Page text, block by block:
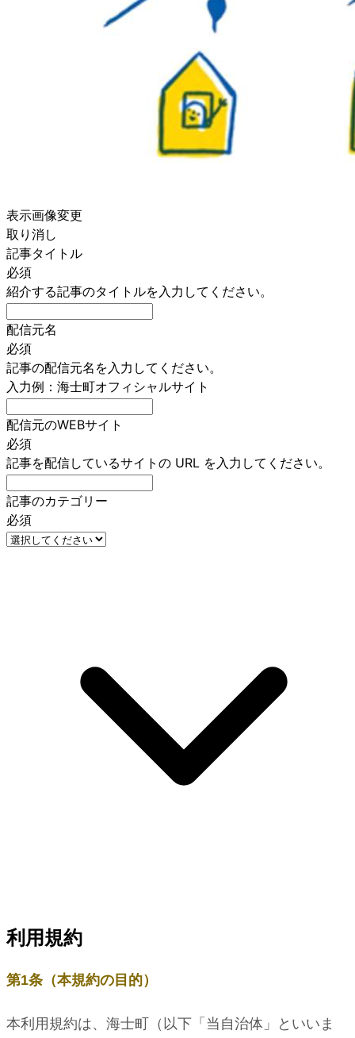
表示画像変更
取り消し
記事タイトル
必須
紹介する記事のタイトルを入力してください。
配信元名
必須
記事の配信元名を入力してください。
入力例：海士町オフィシャルサイト
配信元のWEBサイト
必須
記事を配信しているサイトの URL を入力してください。
記事のカテゴリー
必須
利用規約
第1条（本規約の目的）
本利用規約は、海士町（以下「当自治体」といいま